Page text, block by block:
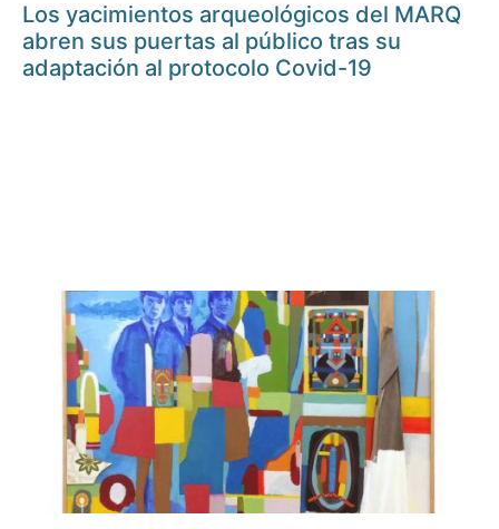
Los yacimientos arqueológicos del MARQ
abren sus puertas al público tras su
adaptación al protocolo Covid-19